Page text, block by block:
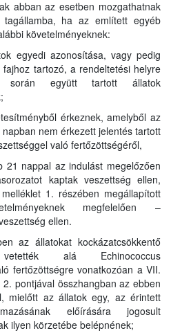
abban az esetben mozgathatnak
tagállamba, ha az említett egyéb
követelményeknek:
egyedi azonosítása, vagy pedig
tartozó, a rendeltetési helyre
során együtt tartott állatok
érkeznek, amelyből az
nem érkezett jelentés tartott
való fertőzöttségéről,
21 nappal az indulást megelőzően
kaptak veszettség ellen,
1. részében megállapított
megfelelően –
ellen.
az állatokat kockázatcsökkentő
vetették alá Echinococcus
fertőzöttségre vonatkozóan a VII.
pontjával összhangban az ebben
mielőtt az állatok egy, az érintett
előírására jogosult
ilyen körzetébe belépnének;